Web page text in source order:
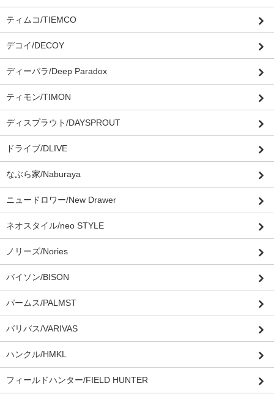
ティムコ/TIEMCO
デコイ/DECOY
ディーパラ/Deep Paradox
ティモン/TIMON
ディスプラウト/DAYSPROUT
ドライブ/DLIVE
なぶら家/Naburaya
ニュードロワー/New Drawer
ネオスタイル/neo STYLE
ノリーズ/Nories
バイソン/BISON
パームス/PALMST
バリバス/VARIVAS
ハンクル/HMKL
フィールドハンター/FIELD HUNTER